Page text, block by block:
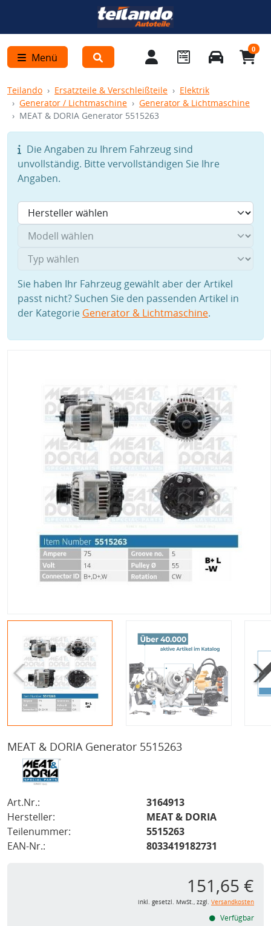
Menü
0
Teilando Ersatzteile & Verschleißteile
Elektrik
Generator / Lichtmaschine
Generator & Lichtmaschine
MEAT & DORIA Generator 5515263
Die Angaben zu Ihrem Fahrzeug sind
unvollständig. Bitte vervollständigen Sie Ihre
Angaben.
Sie haben Ihr Fahrzeug gewählt aber der Artikel
passt nicht? Suchen Sie den passenden Artikel in
der Kategorie Generator & Lichtmaschine.
MEAT & DORIA Generator 5515263
Art.Nr.:
3164913
Hersteller:
MEAT & DORIA
Teilenummer:
5515263
EAN-Nr.:
8033419182731
151,65 €
inkl. gesetzl. MwSt., zzgl. Versandkosten
Verfügbar